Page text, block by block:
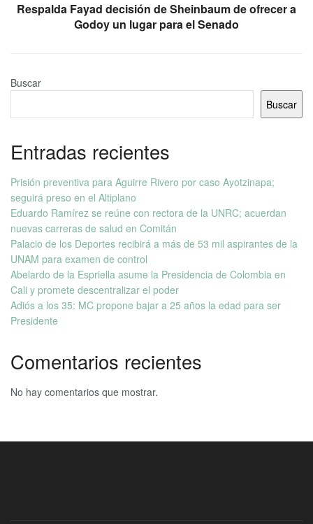
Respalda Fayad decisión de Sheinbaum de ofrecer a
Godoy un lugar para el Senado
Buscar
Buscar
Entradas recientes
Prisión preventiva para Aguirre Rivero por caso Ayotzinapa;
seguirá preso en el Altiplano
Eduardo Ramírez se reúne con rectora de la UNRC; acuerdan
nuevas carreras de salud en Comitán
Palacio de los Deportes recibirá a más de 53 mil aspirantes de la
UNAM para examen de control
Abelardo de la Espriella asume la Presidencia de Colombia en
Cali y promete descentralizar el poder
Adiós a los 35: MC propone bajar a 25 años la edad para ser
Presidente
Comentarios recientes
No hay comentarios que mostrar.